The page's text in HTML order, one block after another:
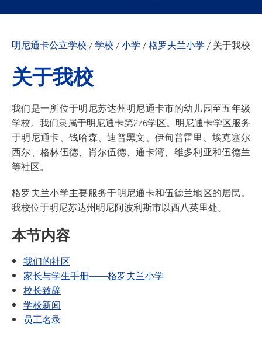
明尼通卡公立学校 /学校 /小学 /格罗夫兰小学 / 关于我校
关于我校
我们是一所位于明尼苏达州明尼通卡市的幼儿园至五年级
学校。我们隶属于明尼通卡第276学区。明尼通卡学区服务
于明尼通卡、钱哈森、迪普黑文、伊甸普雷里、埃克塞尔
西尔、格林伍德、肖尔伍德、通卡湾、维多利亚和伍德兰
等社区。
格罗夫兰小学主要服务于明尼通卡和伍德兰地区的居民。
我校位于明尼苏达州明尼阿波利斯市以西八英里处。
本节内容
我们的社区
家长与学生手册——格罗夫兰小学
校长致辞
学校新闻
员工名录